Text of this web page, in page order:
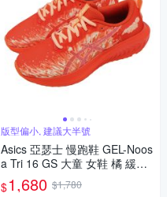
版型偏小, 建議大半號
Asics 亞瑟士 慢跑鞋 GEL-Noos
a Tri 16 GS 大童 女鞋 橘 緩震
運動鞋 1014A346800
$1,680 $1,780